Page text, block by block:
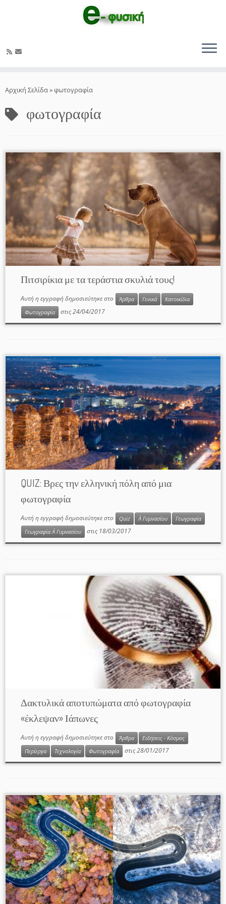
στο
Αρχική Σελίδα»φωτογραφία
φωτογραφία
Πιτσιρίκια με τα τεράστια σκυλιά τους!
Αυτή η εγγραφή δημοσιεύτηκε στο Άρθρα Γενικά
Κατοικίδια
Φωτογραφία
στις24/04/2017
QUIZ: Βρες την ελληνική πόλη από μια
φωτογραφία
Αυτή η εγγραφή δημοσιεύτηκε στο Quiz Α΄ Γυμνασίου
Γεωγραφία
Γεωγραφία Α΄ Γυμνασίου
στις 18/03/2017
Δακτυλικά αποτυπώματα από φωτογραφία
«έκλεψαν» Ιάπωνες
Αυτή η εγγραφή δημοσιεύτηκε στο Άρθρα
Ειδήσεις - Κόσμος
Περίεργα
Τεχνολογία Φωτογραφία στις28/01/2017